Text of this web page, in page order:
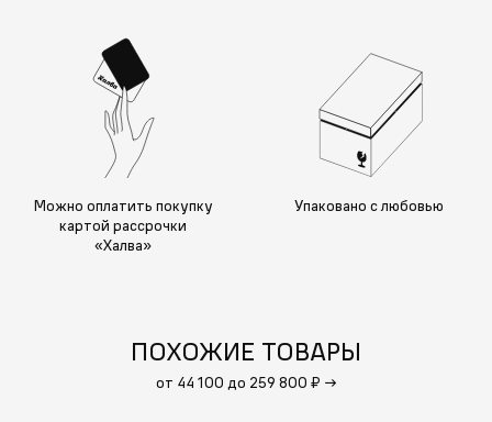
Можно оплатить покупку
картой рассрочки
«Халва»
Упаковано с любовью
ПОХОЖИЕ ТОВАРЫ
от 44 100 до 259 800 ₽ →